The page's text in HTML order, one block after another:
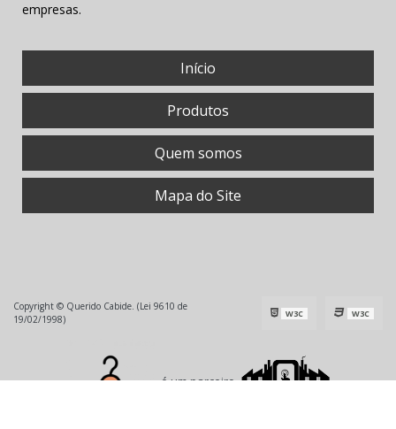
empresas.
Início
Produtos
Quem somos
Mapa do Site
Copyright © Querido Cabide. (Lei 9610 de
19/02/1998)
W3C W3C
é um parceiro